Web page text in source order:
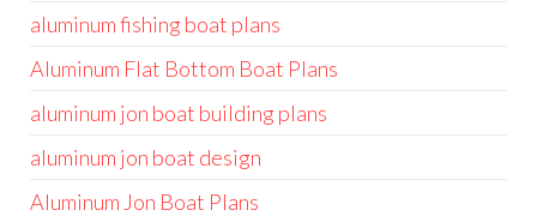
aluminum fishing boat plans
Aluminum Flat Bottom Boat Plans
aluminum jon boat building plans
aluminum jon boat design
Aluminum Jon Boat Plans